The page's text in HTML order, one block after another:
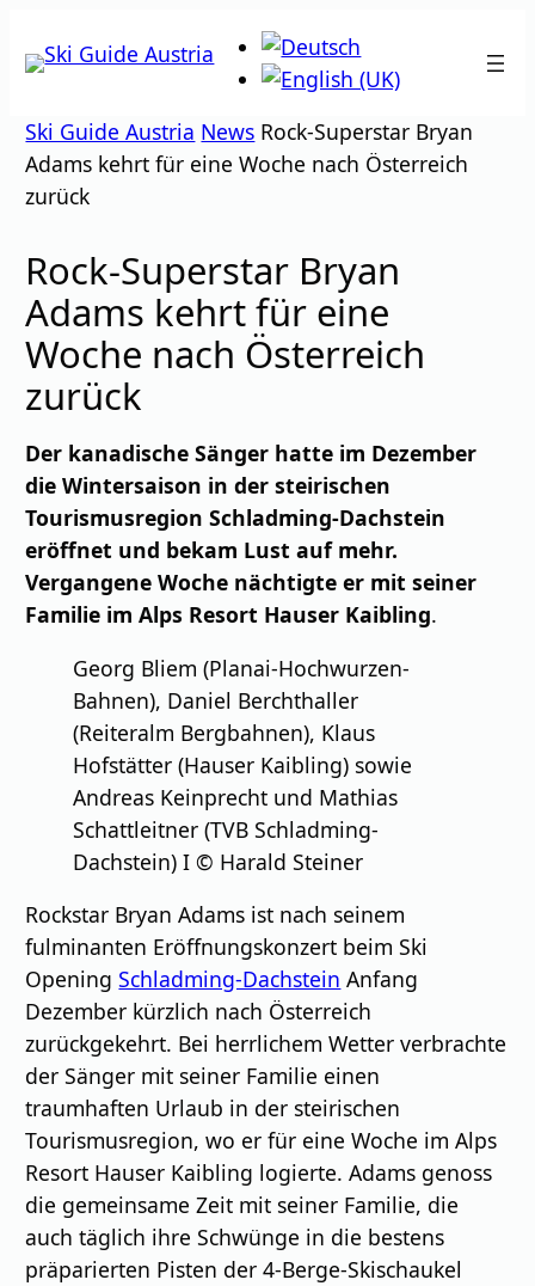
Inhalt
Ski Guide Austria News Rock-Superstar Bryan
Adams kehrt für eine Woche nach Österreich
zurück
Rock-Superstar Bryan
Adams kehrt für eine
Woche nach Österreich
zurück
Der kanadische Sänger hatte im Dezember
die Wintersaison in der steirischen
Tourismusregion Schladming-Dachstein
eröffnet und bekam Lust auf mehr.
Vergangene Woche nächtigte er mit seiner
Familie im Alps Resort Hauser Kaibling.
Georg Bliem (Planai-Hochwurzen-
Bahnen), Daniel Berchthaller
(Reiteralm Bergbahnen), Klaus
Hofstätter (Hauser Kaibling) sowie
Andreas Keinprecht und Mathias
Schattleitner (TVB Schladming-
Dachstein) I © Harald Steiner
Rockstar Bryan Adams ist nach seinem
fulminanten Eröffnungskonzert beim Ski
OpeningSchladming-Dachstein Anfang
Dezember kürzlich nach Österreich
zurückgekehrt. Bei herrlichem Wetter verbrachte
der Sänger mit seiner Familie einen
traumhaften Urlaub in der steirischen
Tourismusregion, wo er für eine Woche im Alps
Resort Hauser Kaibling logierte. Adams genoss
die gemeinsame Zeit mit seiner Familie, die
auch täglich ihre Schwünge in die bestens
präparierten Pisten der 4-Berge-Skischaukel